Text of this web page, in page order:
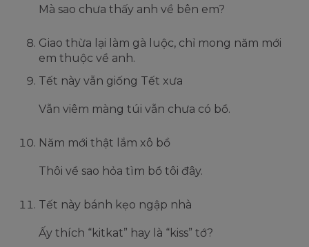
Mà sao chưa thấy anh về bên em?
Giao thừa lại làm gà luộc, chỉ mong năm mới
em thuộc về anh.
Tết này vẫn giống Tết xưa
Vẫn viêm màng túi vẫn chưa có bồ.
Năm mới thật lắm xô bồ
Thôi về sao hỏa tìm bồ tôi đây.
Tết này bánh kẹo ngập nhà
Ấy thích “kitkat” hay là “kiss” tớ?